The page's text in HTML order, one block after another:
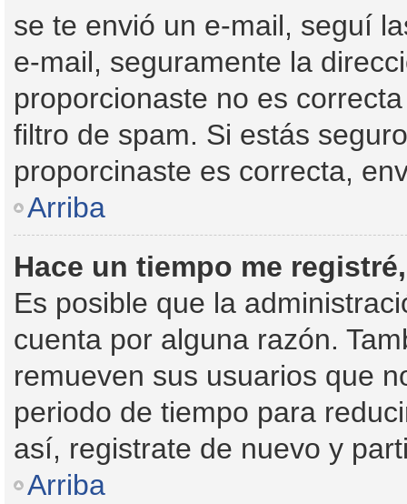
se te envió un e-mail, seguí
e-mail, seguramente la
proporcionaste no es
filtro de spam. Si estás
proporcinaste es correcta,
Arriba
Hace un tiempo me
Es posible que la
cuenta por alguna razón.
remueven sus usuarios que
periodo de tiempo para
así, registrate de nuevo y
Arriba